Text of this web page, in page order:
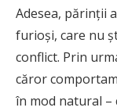
Adesea, părinții
furioși, care nu
conflict. Prin
căror
în mod natural